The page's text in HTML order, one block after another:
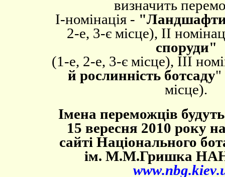
визначить
І-номінація -
2-е, 3-є місце), ІІ
споруди"
(1-е, 2-е, 3-є місце), ІІІ
й рослинність ботсаду"
місце).
Імена переможців
15 вересня 2010 року
сайті Національного
ім. М.М.Гришка
www.nbg.kiev.